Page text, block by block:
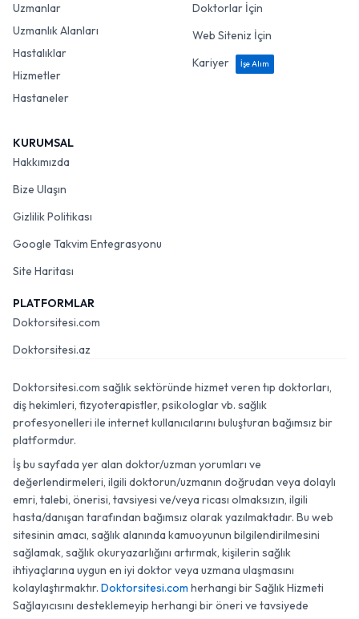
Uzmanlar
Uzmanlık Alanları
Hastalıklar
Hizmetler
Hastaneler
Doktorlar İçin
Web Siteniz İçin
Kariyer
İşe Alım
KURUMSAL
Hakkımızda
Bize Ulaşın
Gizlilik Politikası
Google Takvim Entegrasyonu
Site Haritası
PLATFORMLAR
Doktorsitesi.com
Doktorsitesi.az
Doktorsitesi.com sağlık sektöründe hizmet veren tıp doktorları,
diş hekimleri, fizyoterapistler, psikologlar vb. sağlık
profesyonelleri ile internet kullanıcılarını buluşturan bağımsız bir
platformdur.
İş bu sayfada yer alan doktor/uzman yorumları ve
değerlendirmeleri, ilgili doktorun/uzmanın doğrudan veya dolaylı
emri, talebi, önerisi, tavsiyesi ve/veya ricası olmaksızın, ilgili
hasta/danışan tarafından bağımsız olarak yazılmaktadır. Bu web
sitesinin amacı, sağlık alanında kamuoyunun bilgilendirilmesini
sağlamak, sağlık okuryazarlığını artırmak, kişilerin sağlık
ihtiyaçlarına uygun en iyi doktor veya uzmana ulaşmasını
kolaylaştırmaktır. Doktorsitesi.com herhangi bir Sağlık Hizmeti
Sağlayıcısını desteklemeyip herhangi bir öneri ve tavsiyede